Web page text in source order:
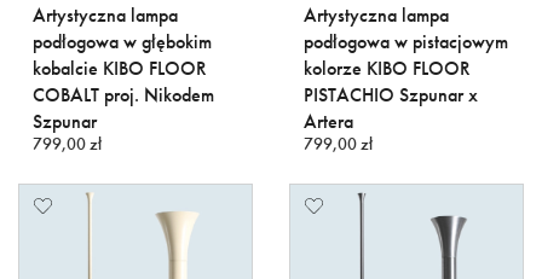
Artystyczna lampa
podłogowa w głębokim
kobalcie KIBO FLOOR
COBALT proj. Nikodem
Szpunar
799,00 zł
Artystyczna lampa
podłogowa w pistacjowym
kolorze KIBO FLOOR
PISTACHIO Szpunar x
Artera
799,00 zł